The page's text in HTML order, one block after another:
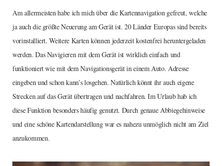
Am allermeisten habe ich mich über die Kartennavigation gefreut, welche
ja auch die größte Neuerung am Gerät ist. 20 Länder Europas sind bereits
vorinstalliert. Weitere Karten können jederzeit kostenfrei heruntergeladen
werden. Das Navigieren mit dem Gerät ist wirklich einfach und
funktioniert wie mit dem Navigationsgerät in einem Auto. Adresse
eingeben und schon kann’s losgehen. Natürlich könnt ihr auch eigene
Strecken auf das Gerät übertragen und nachfahren. Im Urlaub hab ich
diese Funktion besonders häufig genutzt. Durch genaue Abbiegehinweise
und eine schöne Kartendarstellung war es nahezu unmöglich nicht am Ziel
anzukommen.